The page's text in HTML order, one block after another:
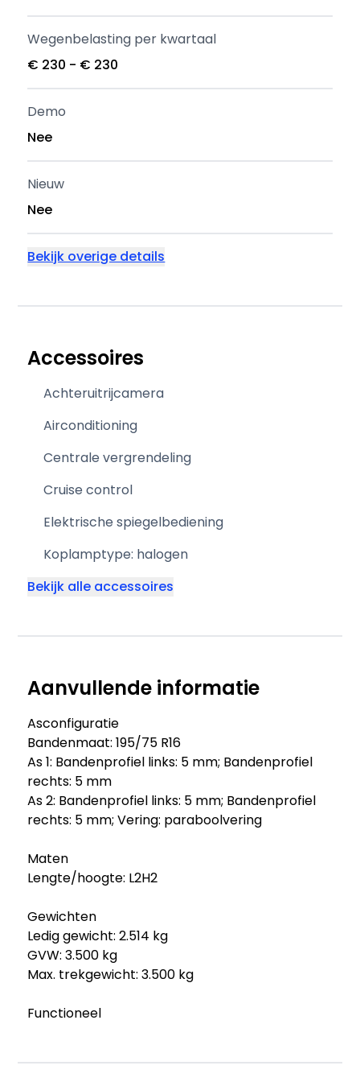
Wegenbelasting per kwartaal
€ 230 - € 230
Demo
Nee
Nieuw
Nee
Bekijk overige details
Accessoires
Achteruitrijcamera
Airconditioning
Centrale vergrendeling
Cruise control
Elektrische spiegelbediening
Koplamptype: halogen
Bekijk alle accessoires
Aanvullende informatie
Asconfiguratie
Bandenmaat: 195/75 R16
As 1: Bandenprofiel links: 5 mm; Bandenprofiel
rechts: 5 mm
As 2: Bandenprofiel links: 5 mm; Bandenprofiel
rechts: 5 mm; Vering: paraboolvering
Maten
Lengte/hoogte: L2H2
Gewichten
Ledig gewicht: 2.514 kg
GVW: 3.500 kg
Max. trekgewicht: 3.500 kg
Functioneel